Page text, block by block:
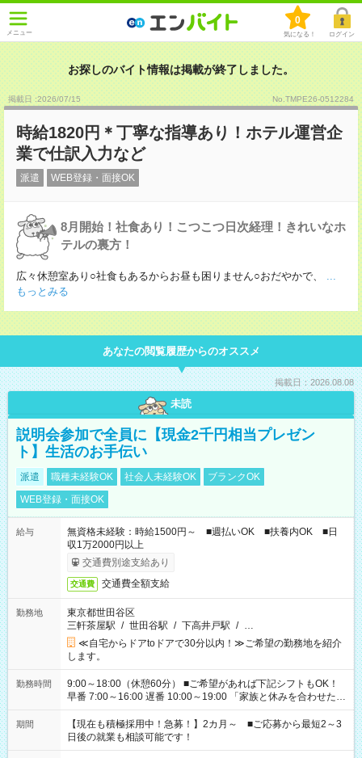
メニュー
0
気になる！ ログイン
お探しのバイト情報は掲載が終了しました。
掲載日 :2026/07/15 No.TMPE26-0512284
時給1820円＊丁寧な指導あり！ホテル運営企
業で仕訳入力など
派遣 WEB登録・面接OK
8月開始！社食あり！こつこつ日次経理！きれいなホ
テルの裏方！
広々休憩室あり○社食もあるからお昼も困りません○おだやかで、
...
もっとみる
あなたの閲覧履歴からのオススメ
掲載日：2026.08.08
未読
説明会参加で全員に【現金2千円相当プレゼン
ト】生活のお手伝い
派遣 職種未経験OK 社会人未経験OK
ブランクOK
WEB登録・面接OK
給与
無資格未経験：時給1500円～ ■週払いOK ■扶養内OK ■日
収1万2000円以上
交通費別途支給あり
交通費 交通費全額支給
勤務地
東京都世田谷区
三軒茶屋駅 / 世田谷駅 / 下高井戸駅 / …
≪自宅からドアtoドアで30分以内！≫ご希望の勤務地を紹介
します。
勤務時間
9:00～18:00（休憩60分） ■ご希望があれば下記シフトもOK！
早番 7:00～16:00 遅番 10:00～19:00 「家族と休みを合わせた
い」 「余裕を持って夕飯の準備がしたい」 「できれば残業はし
たくない」 など、ご希望を教えてくださいね。 ※Wワーク希望
の方へ 今ご覧のお仕事で希望する勤務時間と、もう1つのお仕事
の勤務時間。 合計で週40時間を超える場合は応募できません。
期間
【現在も積極採用中！急募！】2カ月～ ■ご応募から最短2～3
日後の就業も相談可能です！